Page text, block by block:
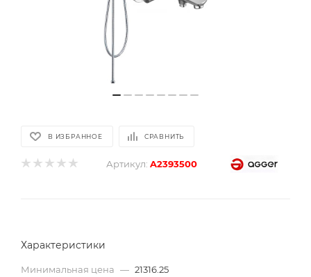
В ИЗБРАННОЕ СРАВНИТЬ
Артикул: A2393500
Характеристики
Минимальная цена — 21316.25